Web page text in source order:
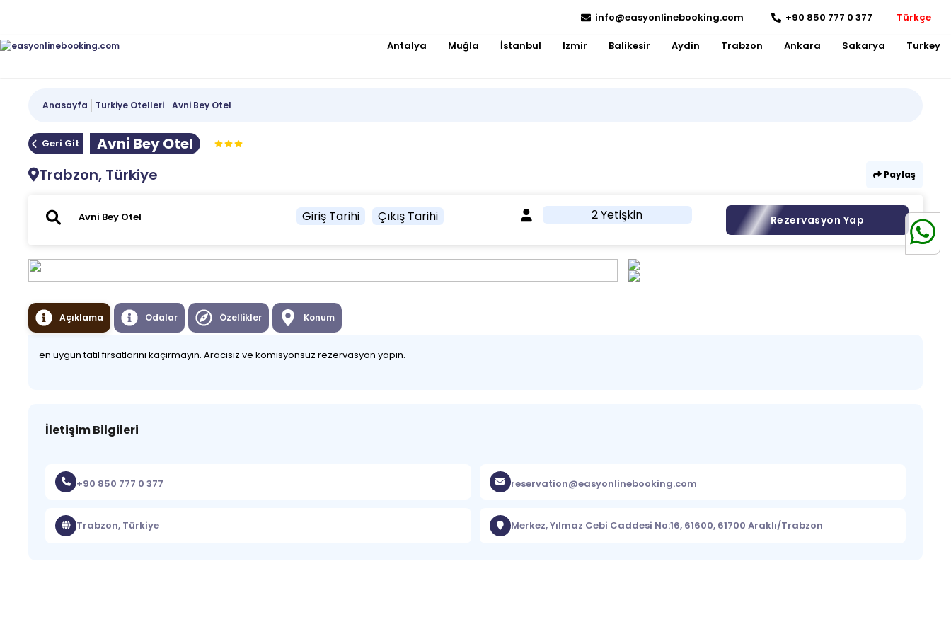
info@easyonlinebooking.com +90 850 777 0 377 Türkçe
Antalya Muğla İstanbul Izmir Balikesir Aydin Trabzon Ankara Sakarya Turkey
Anasayfa Turkiye Otelleri Avni Bey Otel
Geri Git
Avni Bey Otel
Trabzon, Türkiye
Paylaş
Giriş Tarihi Çıkış Tarihi 2 Yetişkin Rezervasyon Yap
Açıklama Odalar Özellikler Konum
en uygun tatil fırsatlarını kaçırmayın. Aracısız ve komisyonsuz rezervasyon yapın.
İletişim Bilgileri
+90 850 777 0 377 reservation@easyonlinebooking.com
Trabzon, Türkiye Merkez, Yılmaz Cebi Caddesi No:16, 61600, 61700 Araklı/Trabzon